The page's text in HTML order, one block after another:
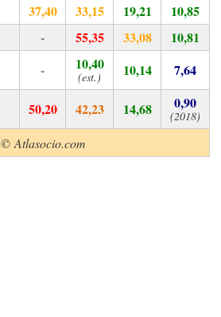
© Atlasocio.com
37,40 33,15 19,21 10,85
- 55,35 33,08 10,81
- 10,40
(est.) 10,14 7,64
50,20 42,23 14,68 0,90
(2018)